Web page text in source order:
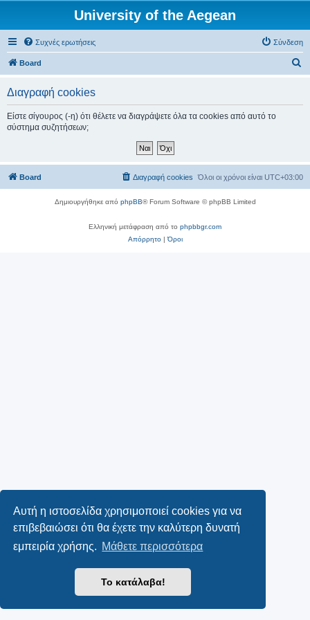
Αυτή η ιστοσελίδα χρησιμοποιεί cookies για να
επιβεβαιώσει ότι θα έχετε την καλύτερη δυνατή
εμπειρία χρήσης. Μάθετε περισσότερα
Το κατάλαβα!
University of the Aegean
Συχνές ερωτήσεις Σύνδεση
Board
σ
Διαγραφή cookies
Είστε σίγουρος (-η) ότι θέλετε να διαγράψετε όλα τα cookies από αυτό το
σύστημα συζητήσεων;
Board Όλοι οι χρόνοι είναι UTC+03:00
Διαγραφή cookies
Δημιουργήθηκε από phpBB® Forum Software © phpBB Limited
Ελληνική μετάφραση από το phpbbgr.com
Απόρρητο|Όροι